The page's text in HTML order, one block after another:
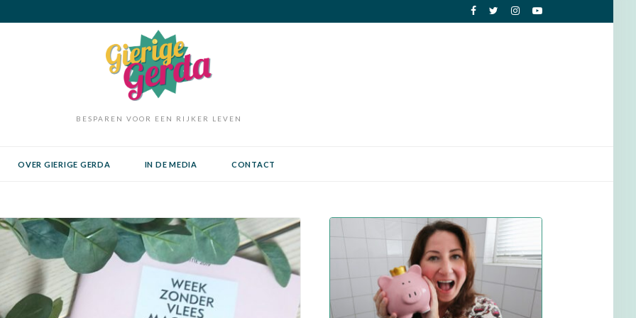
BESPAREN VOOR EEN RIJKER LEVEN
OVER GIERIGE GERDA IN DE MEDIA CONTACT